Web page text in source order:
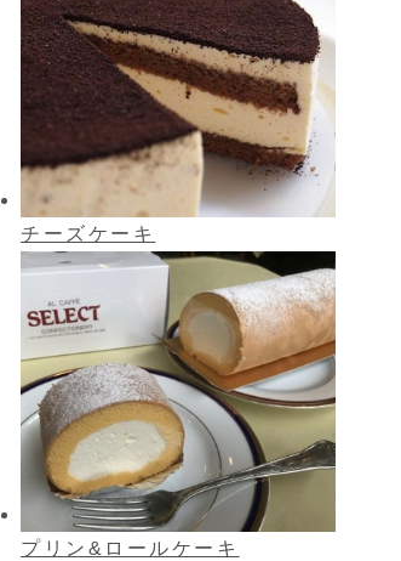
チーズケーキ
プリン&ロールケーキ